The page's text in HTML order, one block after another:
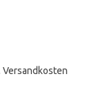
Versandkosten